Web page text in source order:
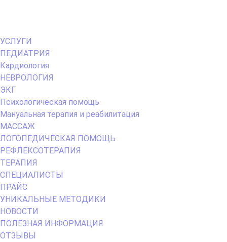
Primary
Menu
УСЛУГИ
ПЕДИАТРИЯ
Кардиология
НЕВРОЛОГИЯ
ЭКГ
Психологическая помощь
Мануальная терапия и реабилитация
МАССАЖ
ЛОГОПЕДИЧЕСКАЯ ПОМОЩЬ
РЕФЛЕКСОТЕРАПИЯ
ТЕРАПИЯ
СПЕЦИАЛИСТЫ
ПРАЙС
УНИКАЛЬНЫЕ МЕТОДИКИ
НОВОСТИ
ПОЛЕЗНАЯ ИНФОРМАЦИЯ
ОТЗЫВЫ